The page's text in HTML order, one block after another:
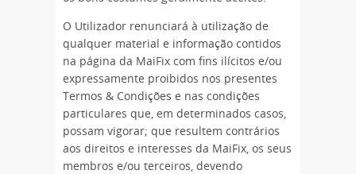
O Utilizador renunciará à utilização de
qualquer material e informação contidos
na página da MaiFix com fins ilícitos e/ou
expressamente proibidos nos presentes
Termos & Condições e nas condições
particulares que, em determinados casos,
possam vigorar; que resultem contrários
aos direitos e interesses da MaiFix, os seus
membros e/ou terceiros, devendo